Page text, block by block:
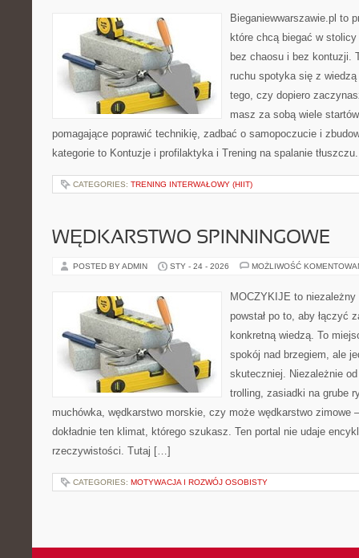
Bieganiewwarszawie.pl to
które chcą biegać w
bez chaosu i bez kontuzji.
ruchu spotyka się z
tego, czy dopiero
masz za sobą wiele
pomagające poprawić technikię, zadbać o samopoczucie i
kategorie to Kontuzje i profilaktyka i Trening na spalanie
CATEGORIES: TRENING INTERWAŁOWY (HIIT)
WĘDKARSTWO SPINNINGOWE
POSTED BY ADMIN STY - 24 - 2026 MOŻLIWOŚĆ
MOCZYKIJE to
powstał po to, aby łączyć
konkretną wiedzą. To
spokój nad brzegiem, ale
skuteczniej. Niezależnie
trolling, zasiadki na grube
muchówka, wędkarstwo morskie, czy może wędkarstwo zimowe
dokładnie ten klimat, którego szukasz. Ten portal nie udaje
rzeczywistości. Tutaj […]
CATEGORIES: MOTYWACJA I ROZWÓJ OSOBISTY